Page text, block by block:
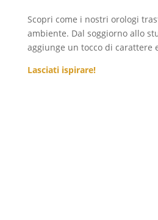
Scopri come i nostri orologi
ambiente. Dal soggiorno allo
aggiunge un tocco di carattere
Lasciati ispirare!